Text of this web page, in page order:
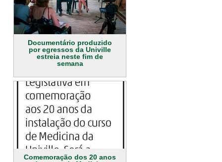
Documentário produzido
por egressos da Univille
estreia neste fim de
semana
Comemoração dos 20 anos